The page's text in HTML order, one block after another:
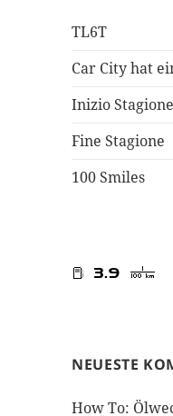
TL6T
Car City hat
Inizio Stagione
Fine Stagione
100 Smiles
NEUESTE
How To: